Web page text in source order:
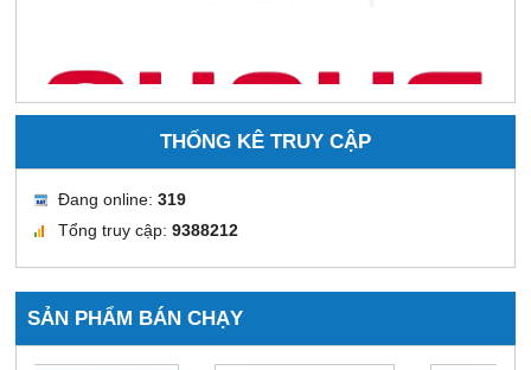
THỐNG KÊ TRUY CẬP
Đang online:319
Tổng truy cập:9388212
SẢN PHẨM BÁN CHẠY